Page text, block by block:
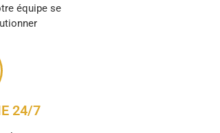
équipe se
24/7